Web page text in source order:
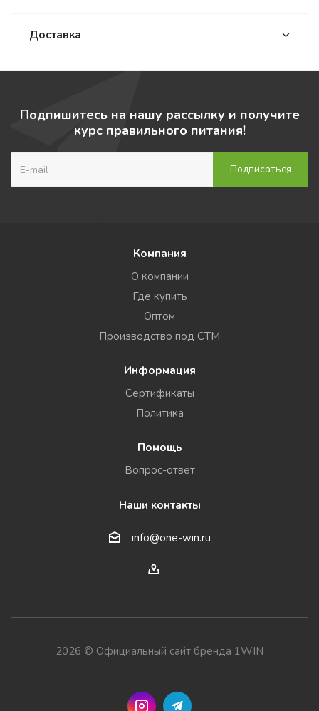
Доставка
Подпишитесь на нашу рассылку и получите
курс правильного питания!
Компания
О компании
Где купить
Оптом
Производство под СТМ
Информация
Сертификаты
Политика
Помощь
Вопрос-ответ
Наши контакты
info@one-win.ru
2026 © Официальный сайт бренда 1WIN